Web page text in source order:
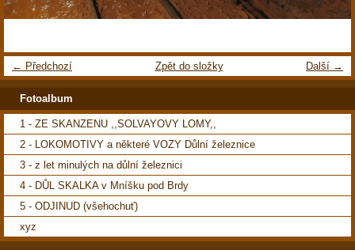
← Předchozí Další →
Zpět do složky
Fotoalbum
1 - ZE SKANZENU ,,SOLVAYOVY LOMY,,
2 - LOKOMOTIVY a některé VOZY Důlní železnice
3 - z let minulých na důlní železnici
4 - DŮL SKALKA v Mníšku pod Brdy
5 - ODJINUD (všehochuť)
xyz